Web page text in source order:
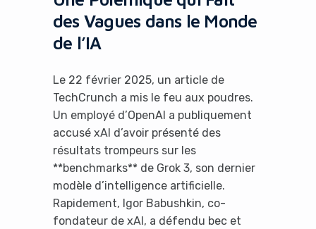
des Vagues dans le Monde
de l’IA
Le 22 février 2025, un article de
TechCrunch a mis le feu aux poudres.
Un employé d’OpenAI a publiquement
accusé xAI d’avoir présenté des
résultats trompeurs sur les
**benchmarks** de Grok 3, son dernier
modèle d’intelligence artificielle.
Rapidement, Igor Babushkin, co-
fondateur de xAI, a défendu bec et